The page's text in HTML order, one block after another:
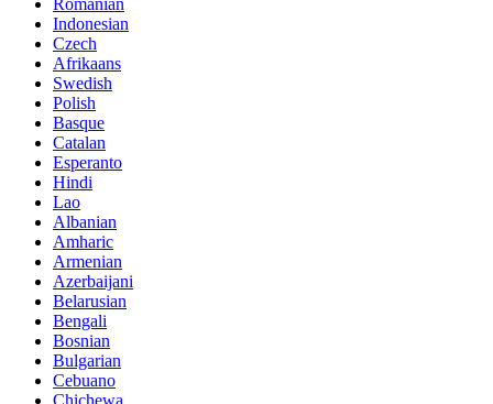
Romanian
Indonesian
Czech
Afrikaans
Swedish
Polish
Basque
Catalan
Esperanto
Hindi
Lao
Albanian
Amharic
Armenian
Azerbaijani
Belarusian
Bengali
Bosnian
Bulgarian
Cebuano